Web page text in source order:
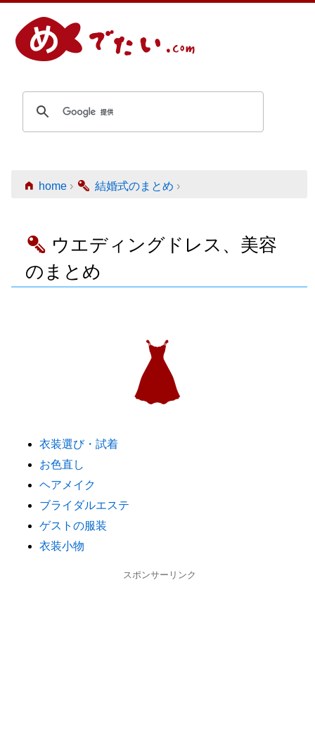
home › 結婚式のまとめ ›
ウエディングドレス、美容
のまとめ
衣装選び・試着
お色直し
ヘアメイク
ブライダルエステ
ゲストの服装
衣装小物
スポンサーリンク